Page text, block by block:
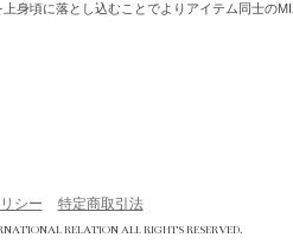
身頃に落とし込むことでよりアイテム同士の
シー 特定商取引法
RELATION ALL RIGHTS RESERVED.